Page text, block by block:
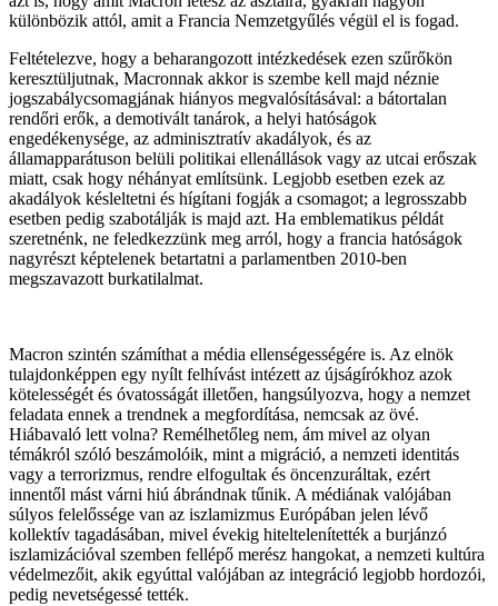
különbözik attól, amit a Francia Nemzetgyűlés végül el is fogad.
Feltételezve, hogy a beharangozott intézkedések ezen szűrőkön
keresztüljutnak, Macronnak akkor is szembe kell majd néznie
jogszabálycsomagjának hiányos megvalósításával: a bátortalan
rendőri erők, a demotivált tanárok, a helyi hatóságok
engedékenysége, az adminisztratív akadályok, és az
államapparátuson belüli politikai ellenállások vagy az utcai erőszak
miatt, csak hogy néhányat említsünk. Legjobb esetben ezek az
akadályok késleltetni és hígítani fogják a csomagot; a legrosszabb
esetben pedig szabotálják is majd azt. Ha emblematikus példát
szeretnénk, ne feledkezzünk meg arról, hogy a francia hatóságok
nagyrészt képtelenek betartatni a parlamentben 2010-ben
megszavazott burkatilalmat.
Macron szintén számíthat a média ellenségességére is. Az elnök
tulajdonképpen egy nyílt felhívást intézett az újságírókhoz azok
kötelességét és óvatosságát illetően, hangsúlyozva, hogy a nemzet
feladata ennek a trendnek a megfordítása, nemcsak az övé.
Hiábavaló lett volna? Remélhetőleg nem, ám mivel az olyan
témákról szóló beszámolóik, mint a migráció, a nemzeti identitás
vagy a terrorizmus, rendre elfogultak és öncenzuráltak, ezért
innentől mást várni hiú ábrándnak tűnik. A médiának valójában
súlyos felelőssége van az iszlamizmus Európában jelen lévő
kollektív tagadásában, mivel évekig hiteltelenítették a burjánzó
iszlamizációval szemben fellépő merész hangokat, a nemzeti kultúra
védelmezőit, akik egyúttal valójában az integráció legjobb hordozói,
pedig nevetségessé tették.